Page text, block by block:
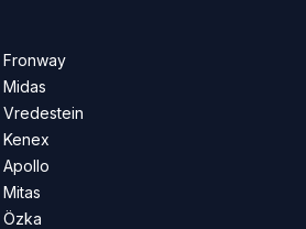
Fronway
Midas
Vredestein
Kenex
Apollo
Mitas
Özka